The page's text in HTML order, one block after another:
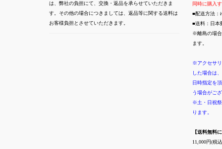
は、弊社の負担にて、交換・返品を承らせていただきま
す。その他の場合につきましては、返品等に関する送料は
お客様負担とさせていただきます。
同時に購入
■配送方法：
■送料：日本
※離島の場合
ます。
※アクセサリ
した場合は
日時指定を
う場合がご
※土・日祝祭
ります。
【送料無料
11,000円(税